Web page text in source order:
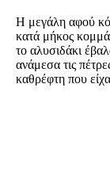
Η μεγάλη αφού
κατά μήκος
το αλυσιδάκι
ανάμεσα τις
καθρέφτη που